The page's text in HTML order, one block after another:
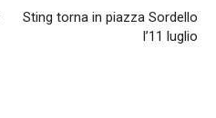
Sting torna in piazza Sordello
l’11 luglio